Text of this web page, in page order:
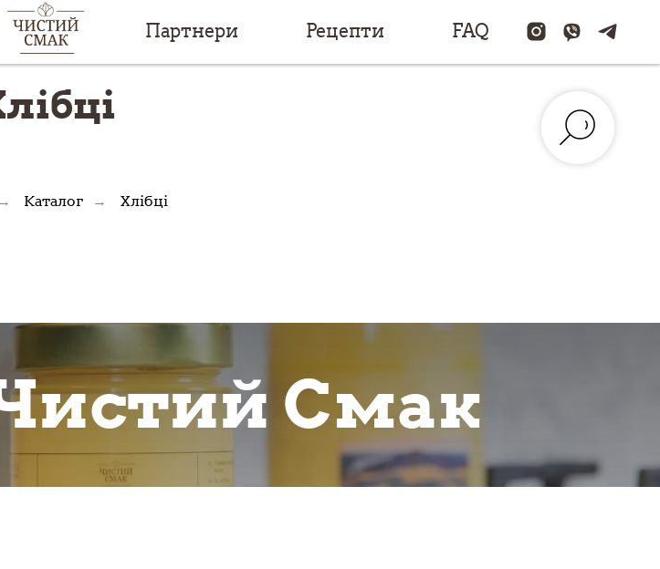
Партнери Рецепти FAQ
→ Каталог → Хлібці
Смак